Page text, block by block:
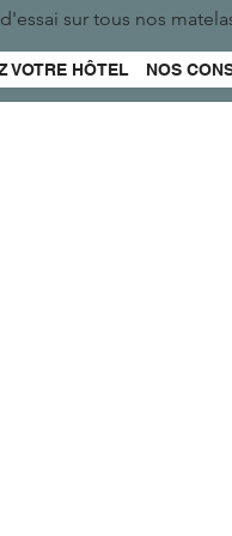
VOTRE HÔTEL NOS
sur tous nos